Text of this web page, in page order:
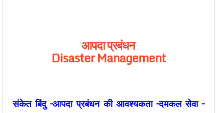
आपदाप्रबंधन
Disaster Management
संकेत बिंदु–आपदा प्रबंधन की आवश्यकता–दमकल सेवा–